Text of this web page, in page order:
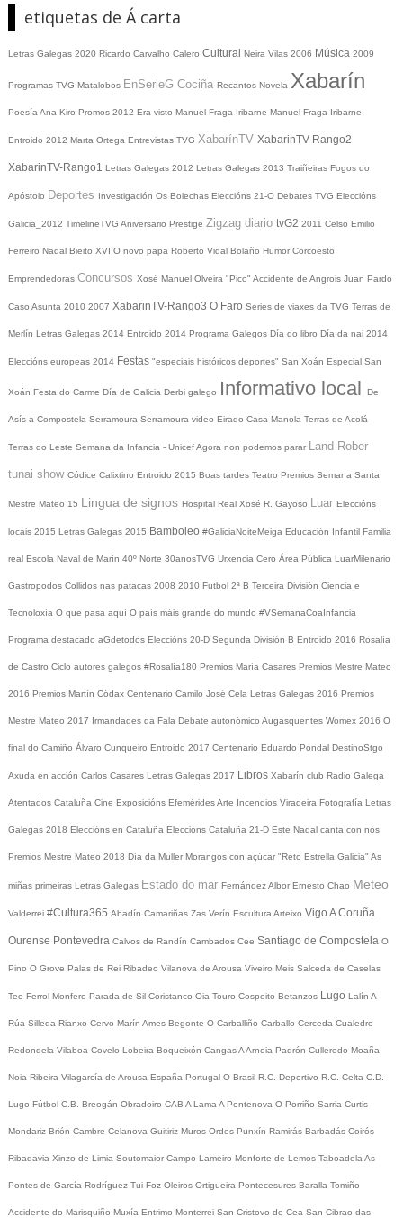
etiquetas de Á carta
Letras Galegas 2020 Ricardo Carvalho Calero Cultural Neira Vilas 2006 Música 2009
Programas TVG Matalobos EnSerieG Cociña Recantos Novela Xabarín
Poesía Ana Kiro Promos 2012 Era visto Manuel Fraga Iribarne Manuel Fraga Iribarne
Entroido 2012 Marta Ortega Entrevistas TVG XabarínTV XabarinTV-Rango2
XabarinTV-Rango1 Letras Galegas 2012 Letras Galegas 2013 Traiñeiras Fogos do
Apóstolo Deportes Investigación Os Bolechas Eleccións 21-O Debates TVG Eleccións
Galicia_2012 TimelineTVG Aniversario Prestige Zigzag diario tvG2 2011 Celso Emilio
Ferreiro Nadal Bieito XVI O novo papa Roberto Vidal Bolaño Humor Corcoesto
Emprendedoras Concursos Xosé Manuel Olveira "Pico" Accidente de Angrois Juan Pardo
Caso Asunta 2010 2007 XabarinTV-Rango3 O Faro Series de viaxes da TVG Terras de
Merlín Letras Galegas 2014 Entroido 2014 Programa Galegos Día do libro Día da nai 2014
Eleccións europeas 2014 Festas "especiais históricos deportes" San Xoán Especial San
Xoán Festa do Carme Día de Galicia Derbi galego Informativo local De
Asís a Compostela Serramoura Serramoura video Eirado Casa Manola Terras de Acolá
Terras do Leste Semana da Infancia - UnicefAgora non podemos parar Land Rober
tunai show Códice Calixtino Entroido 2015 Boas tardes Teatro Premios Semana Santa
Mestre Mateo 15 Lingua de signos Hospital Real Xosé R. Gayoso Luar Eleccións
locais 2015 Letras Galegas 2015 Bamboleo #GaliciaNoiteMeiga Educación Infantil Familia
real Escola Naval de Marín 40º Norte 30anosTVG Urxencia Cero Área Pública LuarMilenario
Gastropodos Collidos nas patacas 2008 2010 Fútbol 2ª B Terceira División Ciencia e
Tecnoloxía O que pasa aquí O país máis grande do mundo #VSemanaCoaInfancia
Programa destacado aGdetodos Eleccións 20-D Segunda División B Entroido 2016 Rosalía
de Castro Ciclo autores galegos #Rosalía180 Premios María Casares Premios Mestre Mateo
2016 Premios Martín Códax Centenario Camilo José Cela Letras Galegas 2016 Premios
Mestre Mateo 2017 Irmandades da Fala Debate autonómico Augasquentes Womex 2016 O
final do Camiño Álvaro Cunqueiro Entroido 2017 Centenario Eduardo Pondal DestinoStgo
Axuda en acción Carlos Casares Letras Galegas 2017 Libros Xabarín club Radio Galega
Atentados Cataluña Cine Exposicións EfeméridesArte Incendios Viradeira Fotografía Letras
Galegas 2018 Eleccións en Cataluña Eleccións Cataluña 21-D Este Nadal canta con nós
Premios Mestre Mateo 2018 Día da Muller Morangos con açúcar "Reto Estrella Galicia" As
miñas primeiras Letras Galegas Estado do mar Fernández Albor Ernesto Chao Meteo
Valderrei #Cultura365 Abadín Camariñas Zas Verín Escultura Arteixo Vigo A Coruña
Ourense Pontevedra Calvos de Randín Cambados Cee Santiago de Compostela O
Pino O Grove Palas de Rei Ribadeo Vilanova de Arousa Viveiro Meis Salceda de Caselas
Teo Ferrol Monfero Parada de Sil Coristanco Oia Touro Cospeito Betanzos Lugo Lalín A
Rúa Silleda Rianxo Cervo Marín Ames Begonte O Carballiño Carballo Cerceda Cualedro
Redondela Vilaboa Covelo Lobeira Boqueixón CangasA Arnoia Padrón Culleredo Moaña
Noia Ribeira Vilagarcía de Arousa España Portugal O Brasil R.C. Deportivo R.C. Celta C.D.
Lugo Fútbol C.B. Breogán Obradoiro CAB A Lama A Pontenova O Porriño Sarria Curtis
Mondariz Brión Cambre Celanova Guitiriz Muros Ordes Punxín Ramirás Barbadás Coirós
Ribadavia Xinzo de Limia Soutomaior Campo Lameiro Monforte de Lemos Taboadela As
Pontes de García Rodríguez Tui Foz Oleiros Ortigueira Pontecesures Baralla Tomiño
Accidente do Marisquiño Muxía Entrimo Monterrei San Cristovo de Cea San Cibrao das